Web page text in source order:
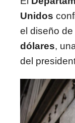
Unidos
el diseño
dólares,
del